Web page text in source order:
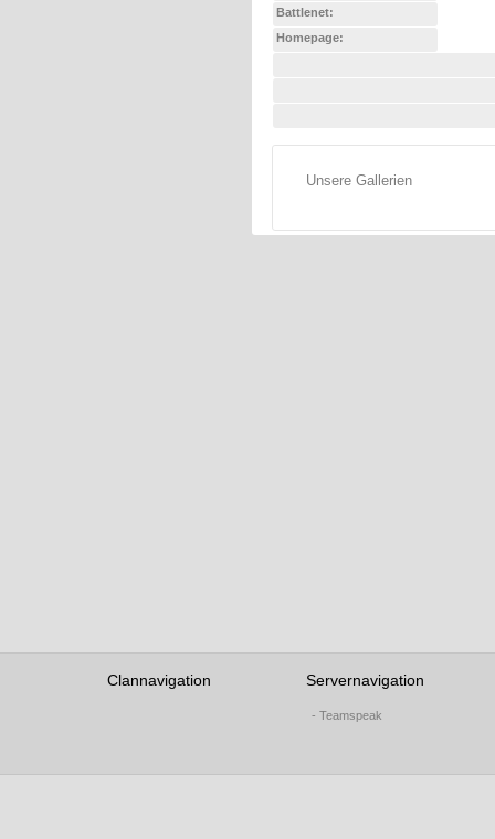
Battlenet:
Homepage:
Unsere Gallerien
Clannavigation Servernavigation
- Teamspeak